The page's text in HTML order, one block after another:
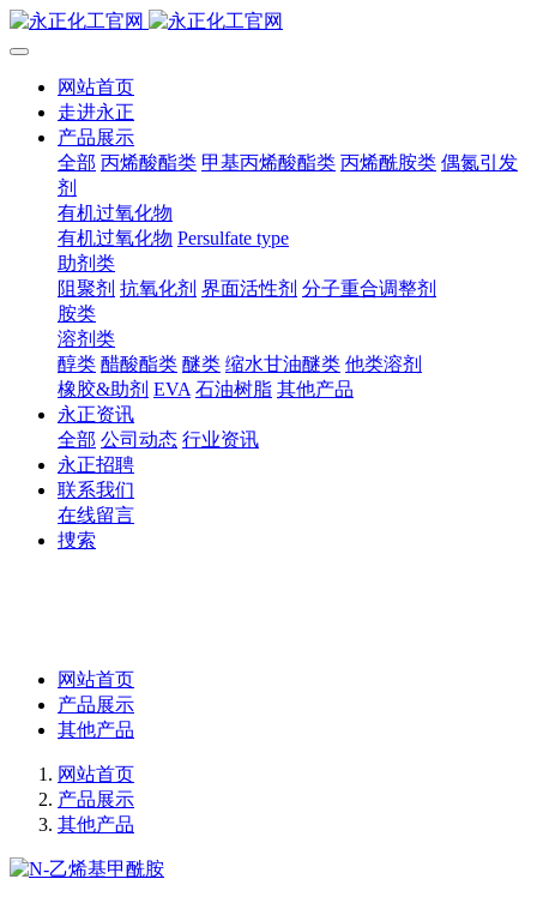
网站首页
走进永正
产品展示
全部 丙烯酸酯类 甲基丙烯酸酯类 丙烯酰胺类 偶氮引发
剂
有机过氧化物
有机过氧化物 Persulfate type
助剂类
阻聚剂 抗氧化剂 界面活性剂 分子重合调整剂
胺类
溶剂类
醇类 醋酸酯类 醚类 缩水甘油醚类 他类溶剂
橡胶&助剂 EVA 石油树脂 其他产品
永正资讯
全部 公司动态 行业资讯
永正招聘
联系我们
在线留言
捜索
网站首页
产品展示
其他产品
网站首页
产品展示
其他产品